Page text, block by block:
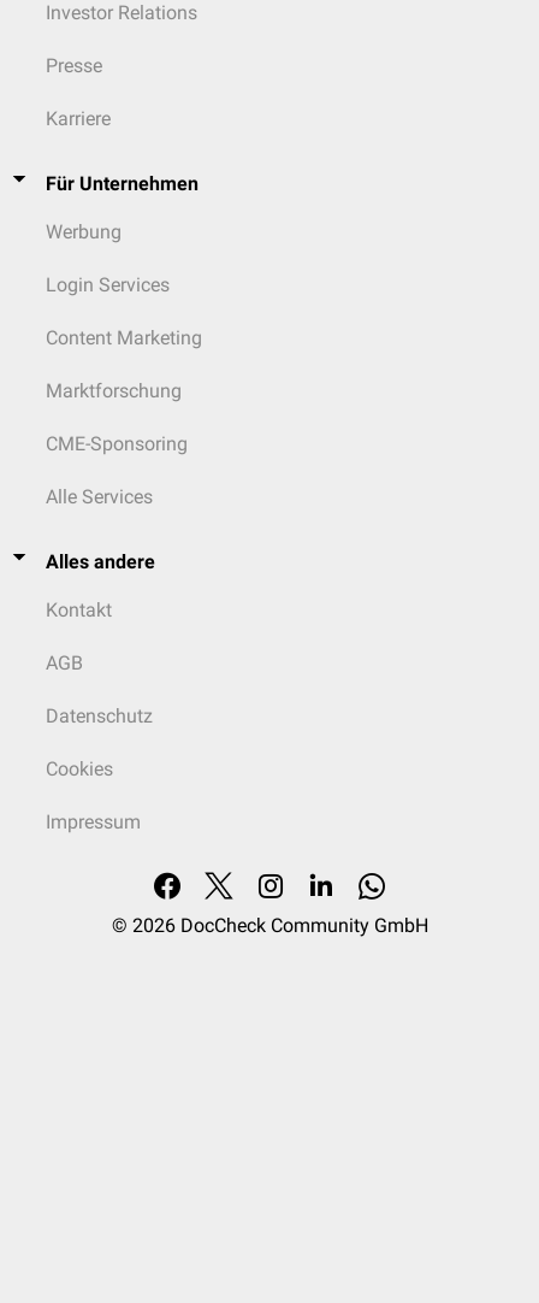
Investor Relations
Presse
Karriere
Für Unternehmen
Werbung
Login Services
Content Marketing
Marktforschung
CME-Sponsoring
Alle Services
Alles andere
Kontakt
AGB
Datenschutz
Cookies
Impressum
© 2026 DocCheck Community GmbH